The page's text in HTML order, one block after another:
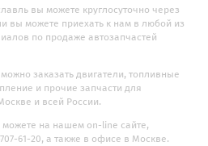
вы можете круглосуточно через
вы можете приехать к нам в любой из
по продаже автозапчастей
заказать двигатели, топливные
и прочие запчасти для
и всей России.
на нашем on-line сайте,
61-20, а также в офисе в Москве.